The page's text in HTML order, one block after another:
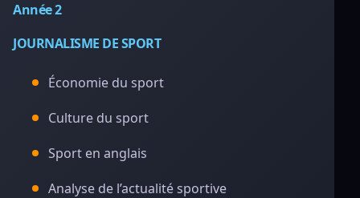
Année 2
JOURNALISME DE SPORT
Économie du sport
Culture du sport
Sport en anglais
Analyse de l’actualité sportive